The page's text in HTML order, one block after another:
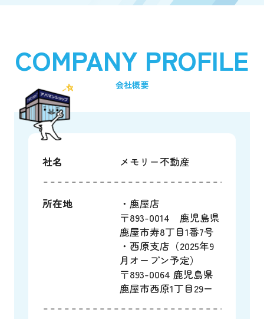
COMPANY PROFILE
会社概要
社名 メモリー不動産
所在地
・鹿屋店
〒893-0014 鹿児島県
鹿屋市寿8丁目1番7号
・西原支店（2025年9
月オープン予定）
〒893-0064 鹿児島県
鹿屋市西原1丁目29ー